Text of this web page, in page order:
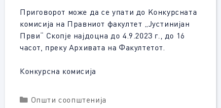
Приговорот може да се упати до Kонкурсната
комисија на Правниот факултет „Јустинијан
Први“ Скопје најдоцна до 4.9.2023 г., до 16
часот, преку Архивата на Факултетот.
Конкурсна комисија
Categories
Општи соопштенија